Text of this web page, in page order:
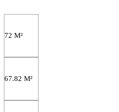
72 M²
67.82 M²